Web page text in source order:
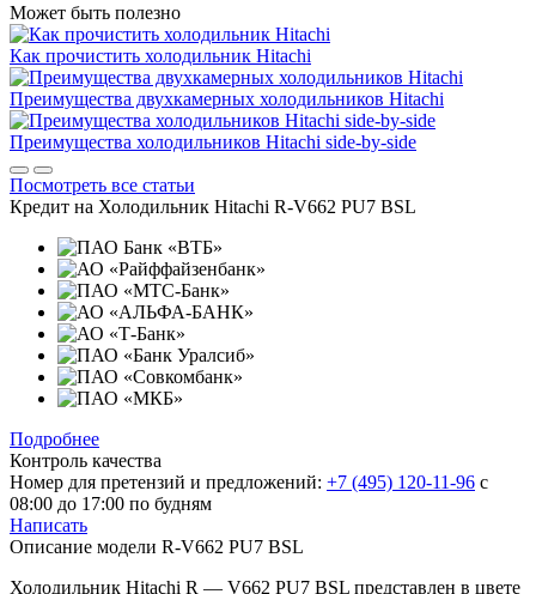
Может быть полезно
Как прочистить холодильник Hitachi
Преимущества двухкамерных холодильников Hitachi
Преимущества холодильников Hitachi side-by-side
Посмотреть все статьи
Кредит на Холодильник Hitachi R-V662 PU7 BSL
Подробнее
Контроль качества
Номер для претензий и предложений: +7 (495) 120-11-96 с
08:00 до 17:00 по будням
Написать
Описание модели R-V662 PU7 BSL
Холодильник Hitachi R — V662 PU7 BSL представлен в цвете